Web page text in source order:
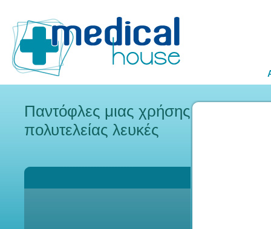
Παντόφλες μιας χρήσης
πολυτελείας λευκές